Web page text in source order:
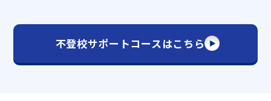
不登校サポートコースはこちら